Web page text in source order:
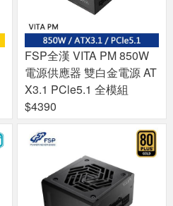
FSP全漢 VITA PM 850W
電源供應器 雙白金電源 AT
X3.1 PCle5.1 全模組
$4390